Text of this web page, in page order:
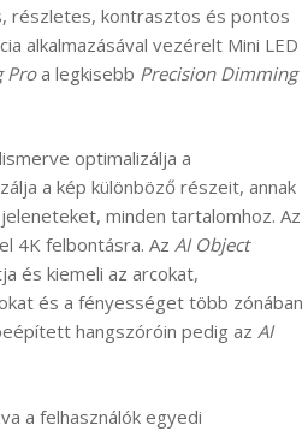
részletes, kontrasztos és pontos
alkalmazásával vezérelt Mini LED
Proa legkisebb Precision Dimming
optimalizálja a
a kép különböző részeit, annak
minden tartalomhoz. Az
4K felbontásra. Az AI Object
és kiemeli az arcokat,
és a fényességet több zónában
hangszóróin pedig az AI
a felhasználók egyedi